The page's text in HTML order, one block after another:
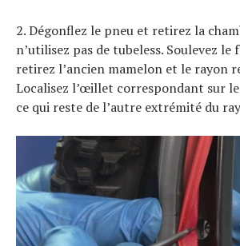
2. Dégonflez le pneu et retirez la
n’utilisez pas de tubeless. Soulevez le
retirez l’ancien mamelon et le rayon
Localisez l’œillet correspondant sur
ce qui reste de l’autre extrémité du